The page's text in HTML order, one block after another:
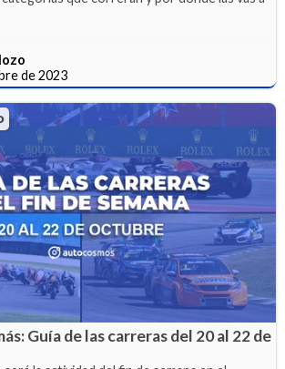
de 2023
Guía de las carreras del 20 al 22 de